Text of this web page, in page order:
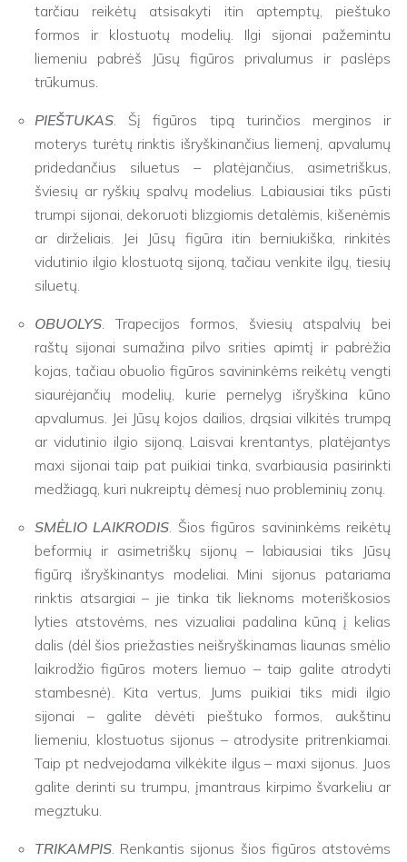
tarčiau reikėtų atsisakyti itin aptemptų, pieštuko
formos ir klostuotų modelių. Ilgi sijonai pažemintu
liemeniu pabrėš Jūsų figūros privalumus ir paslėps
trūkumus.
PIEŠTUKAS. Šį figūros tipą turinčios merginos ir
moterys turėtų rinktis išryškinančius liemenį, apvalumų
pridedančius siluetus – platėjančius, asimetriškus,
šviesių ar ryškių spalvų modelius. Labiausiai tiks pūsti
trumpi sijonai, dekoruoti blizgiomis detalėmis, kišenėmis
ar dirželiais. Jei Jūsų figūra itin berniukiška, rinkitės
vidutinio ilgio klostuotą sijoną, tačiau venkite ilgų, tiesių
siluetų.
OBUOLYS. Trapecijos formos, šviesių atspalvių bei
raštų sijonai sumažina pilvo srities apimtį ir pabrėžia
kojas, tačiau obuolio figūros savininkėms reikėtų vengti
siaurėjančių modelių, kurie pernelyg išryškina kūno
apvalumus. Jei Jūsų kojos dailios, drąsiai vilkitės trumpą
ar vidutinio ilgio sijoną. Laisvai krentantys, platėjantys
maxi sijonai taip pat puikiai tinka, svarbiausia pasirinkti
medžiagą, kuri nukreiptų dėmesį nuo probleminių zonų.
SMĖLIO LAIKRODIS. Šios figūros savininkėms reikėtų
beformių ir asimetriškų sijonų – labiausiai tiks Jūsų
figūrą išryškinantys modeliai. Mini sijonus patariama
rinktis atsargiai – jie tinka tik lieknoms moteriškosios
lyties atstovėms, nes vizualiai padalina kūną į kelias
dalis (dėl šios priežasties neišryškinamas liaunas smėlio
laikrodžio figūros moters liemuo – taip galite atrodyti
stambesnė). Kita vertus, Jums puikiai tiks midi ilgio
sijonai – galite dėvėti pieštuko formos, aukštinu
liemeniu, klostuotus sijonus – atrodysite pritrenkiamai.
Taip pt nedvejodama vilkėkite ilgus – maxi sijonus. Juos
galite derinti su trumpu, įmantraus kirpimo švarkeliu ar
megztuku.
TRIKAMPIS. Renkantis sijonus šios figūros atstovėms